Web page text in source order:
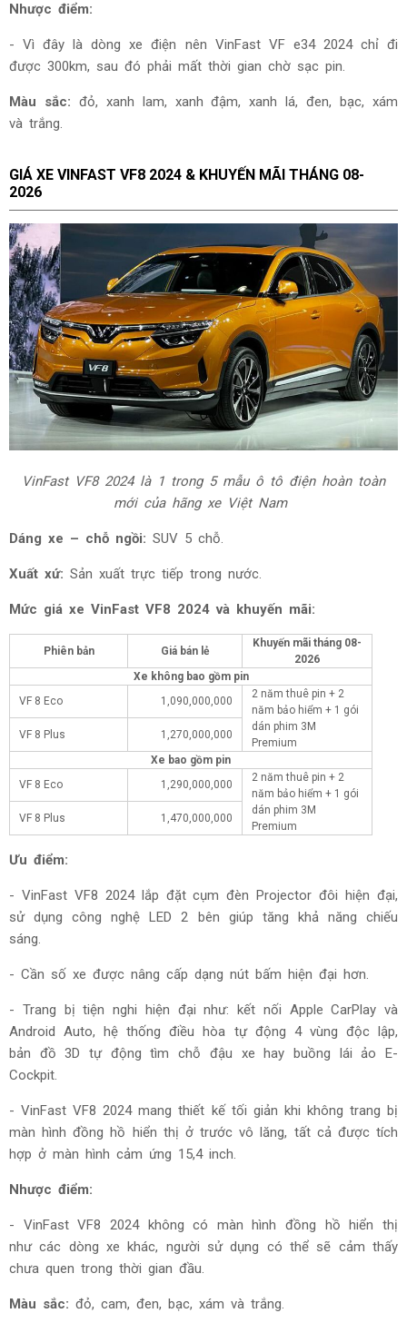
Nhược điểm:
- Vì đây là dòng xe điện nên VinFast VF e34 2024 chỉ đi
được 300km, sau đó phải mất thời gian chờ sạc pin.
Màu sắc: đỏ, xanh lam, xanh đậm, xanh lá, đen, bạc, xám
và trắng.
GIÁ XE VINFAST VF8 2024 & KHUYẾN MÃI THÁNG 08-
2026
VinFast VF8 2024 là 1 trong 5 mẫu ô tô điện hoàn toàn
mới của hãng xe Việt Nam
Dáng xe – chỗ ngồi: SUV 5 chỗ.
Xuất xứ: Sản xuất trực tiếp trong nước.
Mức giá xe VinFast VF8 2024 và khuyến mãi:
Phiên bản Giá bán lẻ
Khuyến mãi tháng 08-
2026
Xe không bao gồm pin
VF 8 Eco
1,090,000,000
2 năm thuê pin + 2
năm bảo hiểm + 1 gói
dán phim 3M
Premium
VF 8 Plus
1,270,000,000
Xe bao gồm pin
VF 8 Eco
1,290,000,000
2 năm thuê pin + 2
năm bảo hiểm + 1 gói
dán phim 3M
Premium
VF 8 Plus 1,470,000,000
Ưu điểm:
- VinFast VF8 2024 lắp đặt cụm đèn Projector đôi hiện đại,
sử dụng công nghệ LED 2 bên giúp tăng khả năng chiếu
sáng.
- Cần số xe được nâng cấp dạng nút bấm hiện đại hơn.
- Trang bị tiện nghi hiện đại như: kết nối Apple CarPlay và
Android Auto, hệ thống điều hòa tự động 4 vùng độc lập,
bản đồ 3D tự động tìm chỗ đậu xe hay buồng lái ảo E-
Cockpit.
- VinFast VF8 2024 mang thiết kế tối giản khi không trang bị
màn hình đồng hồ hiển thị ở trước vô lăng, tất cả được tích
hợp ở màn hình cảm ứng 15,4 inch.
Nhược điểm:
-
VinFast VF8 2024 không có màn hình đồng hồ hiển thị
như các dòng xe khác, người sử dụng có thể sẽ cảm thấy
chưa quen trong thời gian đầu.
Màu sắc: đỏ, cam, đen, bạc, xám và trắng.